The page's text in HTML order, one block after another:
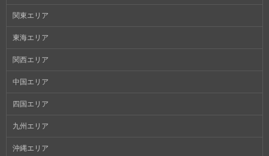
関東エリア
東海エリア
関西エリア
中国エリア
四国エリア
九州エリア
沖縄エリア